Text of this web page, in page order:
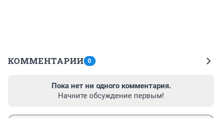
КОММЕНТАРИИ 0
Пока нет ни одного комментария.
Начните обсуждение первым!